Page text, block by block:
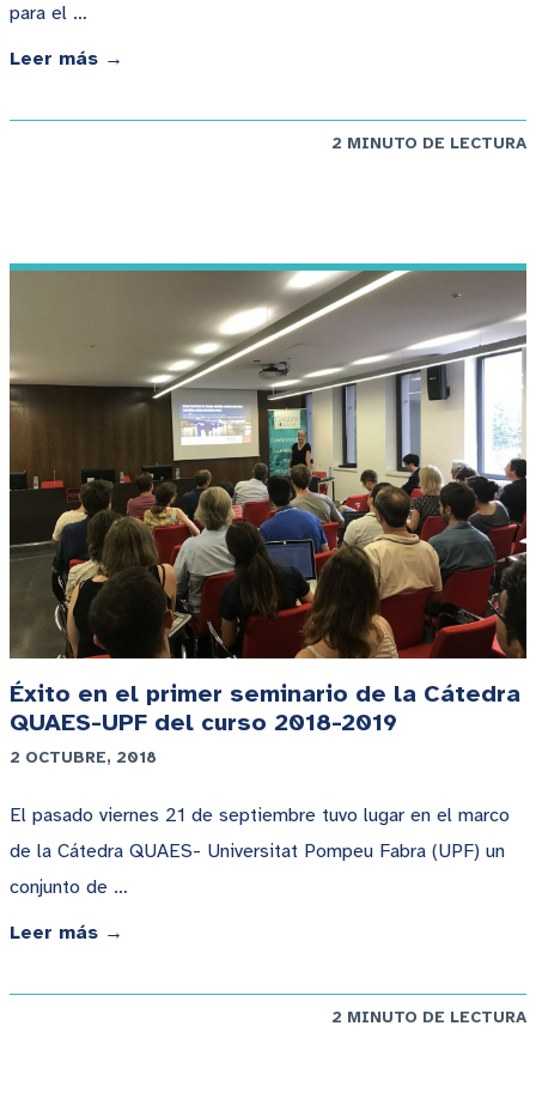
para el …
Leer más →
2 MINUTO DE LECTURA
Éxito en el primer seminario de la Cátedra
QUAES-UPF del curso 2018-2019
2 OCTUBRE, 2018
El pasado viernes 21 de septiembre tuvo lugar en el marco
de la Cátedra QUAES- Universitat Pompeu Fabra (UPF) un
conjunto de …
Leer más →
2 MINUTO DE LECTURA